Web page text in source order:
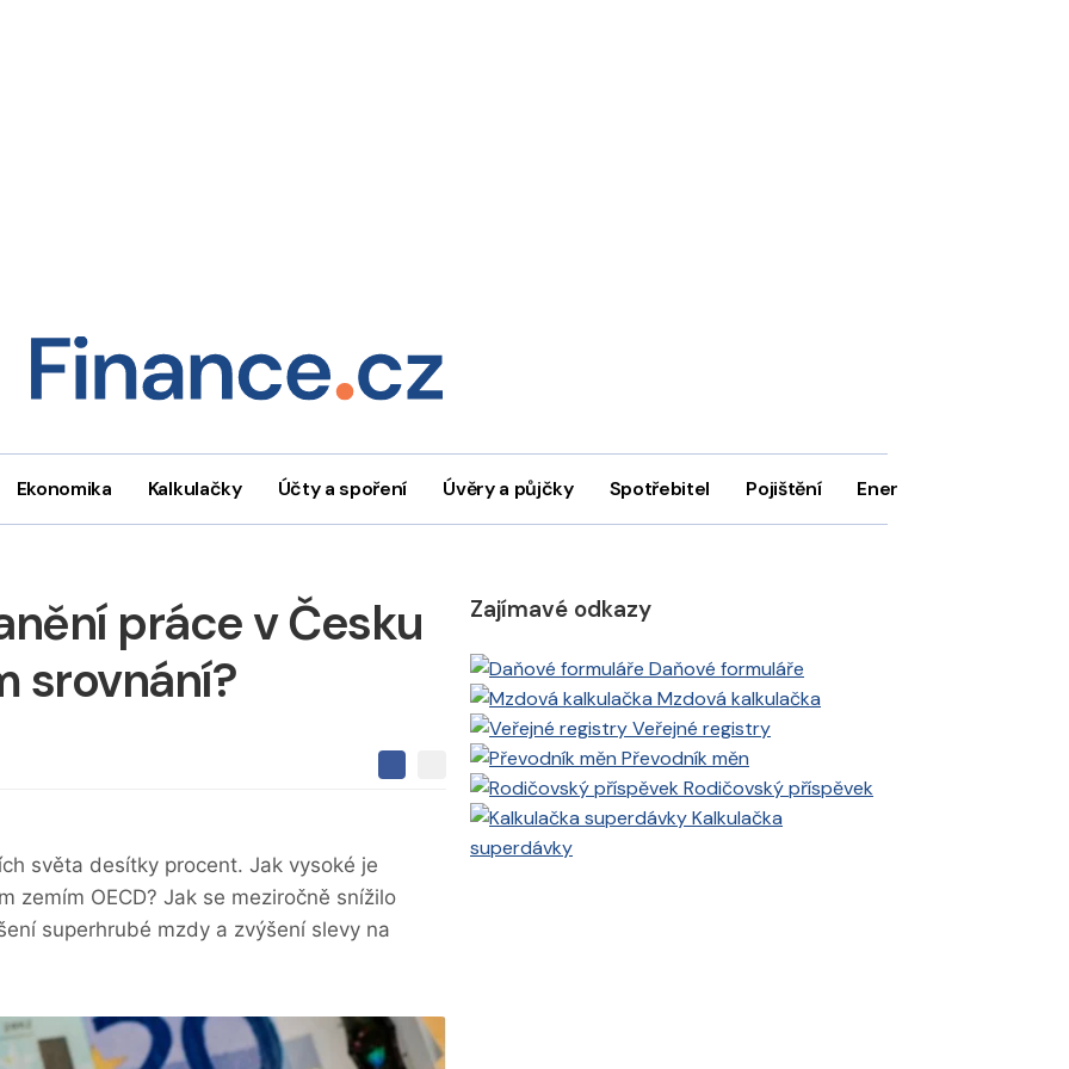
Ekonomika Kalkulačky Účty a spoření Úvěry a půjčky Spotřebitel Pojištění Energie
práce v Česku
srovnání?
S
l
e
t
S
e
b
o
i
X
světa desítky procent. Jak vysoké je
zemím OECD? Jak se meziročně snížilo
superhrubé mzdy a zvýšení slevy na
Zajímavé odkazy
Daňové formuláře
Mzdová kalkulačka
Veřejné registry
Převodník měn
Rodičovský příspěvek
Kalkulačka
superdávky